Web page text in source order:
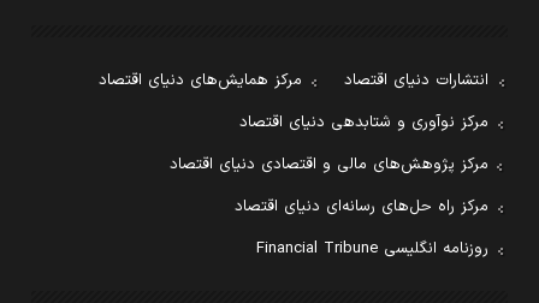
انتشارات دنیای اقتصاد
مرکز همایش‌های دنیای اقتصاد
مرکز نوآوری و شتابدهی دنیای اقتصاد
مرکز پژوهش‌های مالی و اقتصادی دنیای اقتصاد
مرکز راه حل‌های رسانه‌ای دنیای اقتصاد
روزنامه انگلیسی Financial Tribune